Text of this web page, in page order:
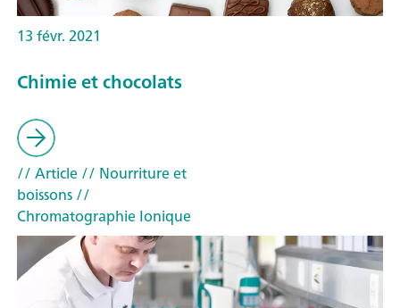
13 févr. 2021
Chimie et chocolats
// Article// Nourriture et
boissons//
Chromatographie Ionique